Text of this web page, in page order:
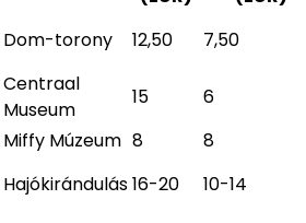
Dom-torony
12,50 7,50
Centraal
Museum
15 6
Miffy Múzeum 8 8
Hajókirándulás16-20 10-14